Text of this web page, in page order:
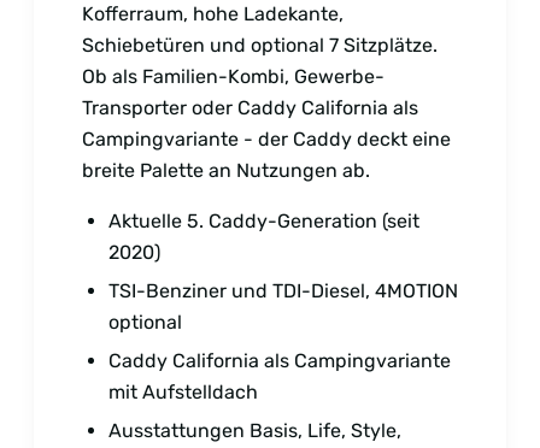
Kofferraum, hohe Ladekante,
Schiebetüren und optional 7 Sitzplätze.
Ob als Familien-Kombi, Gewerbe-
Transporter oder Caddy California als
Campingvariante - der Caddy deckt eine
breite Palette an Nutzungen ab.
Aktuelle 5. Caddy-Generation (seit
2020)
TSI-Benziner und TDI-Diesel, 4MOTION
optional
Caddy California als Campingvariante
mit Aufstelldach
Ausstattungen Basis, Life, Style,